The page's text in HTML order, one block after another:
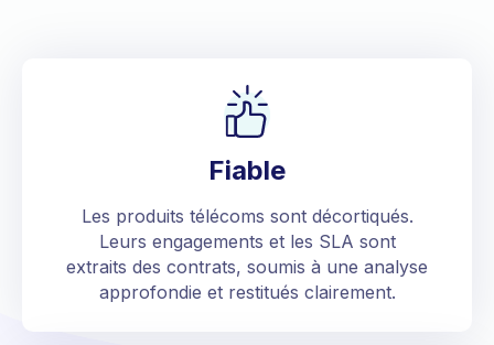
Fiable
Les produits télécoms sont décortiqués.
Leurs engagements et les SLA sont
extraits des contrats, soumis à une analyse
approfondie et restitués clairement.